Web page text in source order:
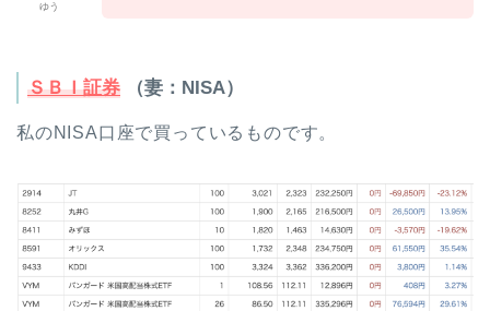
ゆう
ＳＢＩ証券 （妻：NISA）
私のNISA口座で買っているものです。